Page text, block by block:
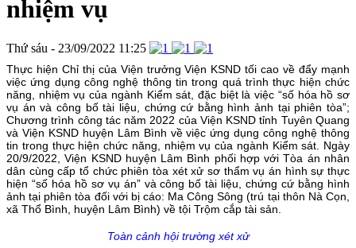
nhiệm vụ
Thứ sáu - 23/09/2022 11:25
Thực hiện Chỉ thị của Viện trưởng Viện KSND tối cao về đẩy mạnh
việc ứng dụng công nghệ thông tin trong quá trình thực hiện chức
năng, nhiệm vụ của ngành Kiểm sát, đặc biệt là việc “số hóa hồ sơ
vụ án và công bố tài liệu, chứng cứ bằng hình ảnh tại phiên tòa”;
Chương trình công tác năm 2022 của Viện KSND tỉnh Tuyên Quang
và Viện KSND huyện Lâm Bình về việc ứng dụng công nghệ thông
tin trong thực hiện chức năng, nhiệm vụ của ngành Kiểm sát. Ngày
20/9/2022, Viện KSND huyện Lâm Bình phối hợp với Tòa án nhân
dân cùng cấp tổ chức phiên tòa xét xử sơ thẩm vụ án hình sự thực
hiện “số hóa hồ sơ vụ án” và công bố tài liệu, chứng cứ bằng hình
ảnh tại phiên tòa đối với bị cáo: Ma Công Sông (trú tại thôn Nà Cọn,
xã Thổ Bình, huyện Lâm Bình) về tội Trộm cắp tài sản.
Toàn cảnh hội trường xét xử